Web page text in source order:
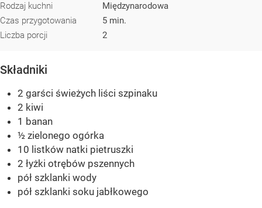
Rodzaj kuchni
Międzynarodowa
Czas przygotowania
5 min.
Liczba porcji
2
Składniki
2 garści świeżych liści szpinaku
2 kiwi
1 banan
½ zielonego ogórka
10 listków natki pietruszki
2 łyżki otrębów pszennych
pół szklanki wody
pół szklanki soku jabłkowego